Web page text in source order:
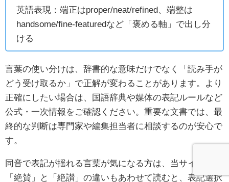
英語表現：端正はproper/neat/refined、端整は
handsome/fine-featuredなど「褒める軸」で出し分
ける
言葉の使い分けは、辞書的な意味だけでなく「読み手が
どう受け取るか」で正解が変わることがあります。より
正確にしたい場合は、国語辞典や媒体の表記ルールなど
公式・一次情報をご確認ください。重要な文書では、最
終的な判断は専門家や編集担当者に相談するのが安心で
す。
同音で表記が揺れる言葉が気になる方は、当サイトの
「絶賛」と「絶讃」の違いもあわせて読むと、表記選択